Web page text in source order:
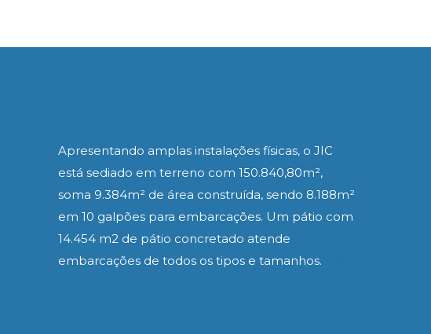
Apresentando amplas instalações físicas, o JIC
está sediado em terreno com 150.840,80m²,
soma 9.384m² de área construída, sendo 8.188m²
em 10 galpões para embarcações. Um pátio com
14.454 m2 de pátio concretado atende
embarcações de todos os tipos e tamanhos.